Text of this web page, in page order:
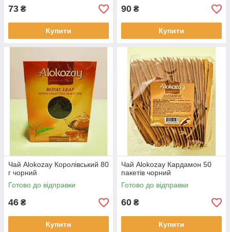
73 ₴
Купити
90 ₴
Купити
Чай Alokozay Королівський 80
г чорний
Готово до відправки
46 ₴
Купити
Чай Alokozay Кардамон 50
пакетів чорний
Готово до відправки
60 ₴
Купити